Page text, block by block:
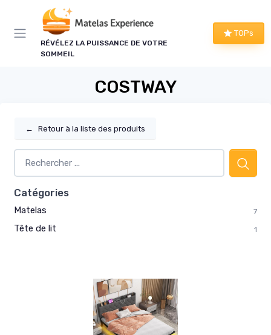
RÉVÉLEZ LA PUISSANCE DE VOTRE
SOMMEIL
TOPs
COSTWAY
← Retour à la liste des produits
Catégories
Matelas 7
Tête de lit 1
Panneau de gestion des cookies